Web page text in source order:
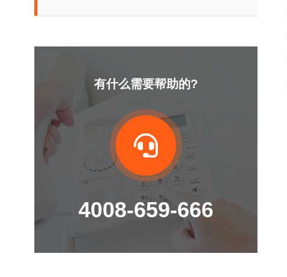
有什么需要帮助的?
4008-659-666